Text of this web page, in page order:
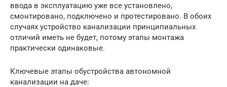
ввода в эксплуатацию уже все установлено,
смонтировано, подключено и протестировано. В обоих
случаях устройство канализации принципиальных
отличий иметь не будет, потому этапы монтажа
практически одинаковые.
Ключевые этапы обустройства автономной
канализации на даче: